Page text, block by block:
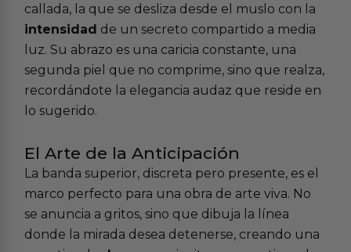
callada, la que se desliza desde el muslo con la
intensidad de un secreto compartido a media
luz. Su abrazo es una caricia constante, una
segunda piel que no comprime, sino que realza,
recordándote la elegancia audaz que reside en
lo sugerido.
El Arte de la Anticipación
La banda superior, discreta pero presente, es el
marco perfecto para una obra de arte viva. No
se anuncia a gritos, sino que dibuja la línea
donde la mirada desea detenerse, creando una